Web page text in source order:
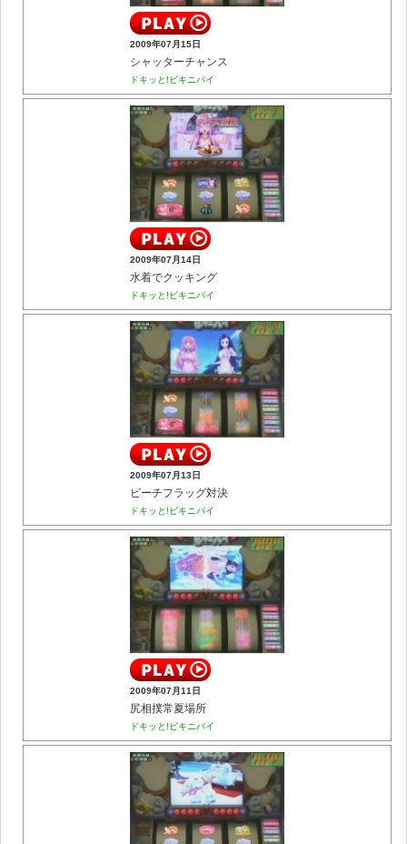
2009年07月15日
シャッターチャンス
ドキッと!ビキニパイ
2009年07月14日
水着でクッキング
ドキッと!ビキニパイ
2009年07月13日
ビーチフラッグ対決
ドキッと!ビキニパイ
2009年07月11日
尻相撲常夏場所
ドキッと!ビキニパイ